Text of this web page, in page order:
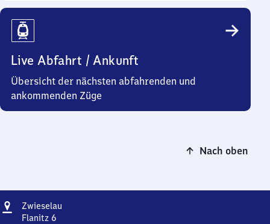
Live Abfahrt / Ankunft
Übersicht der nächsten abfahrenden und
ankommenden Züge
Nach oben
Adresse
Zwieselau
Flanitz 6